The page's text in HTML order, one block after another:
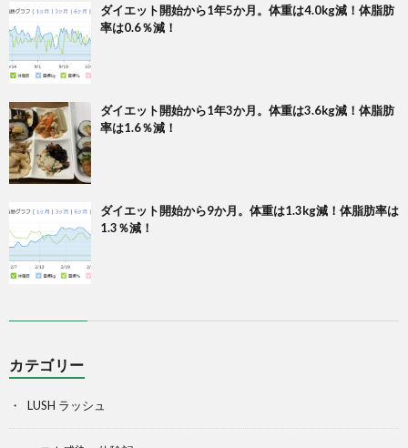
ダイエット開始から1年5か月。体重は4.0kg減！体脂肪
率は0.6％減！
ダイエット開始から1年3か月。体重は3.6kg減！体脂肪
率は1.6％減！
ダイエット開始から9か月。体重は1.3kg減！体脂肪率は
1.3％減！
カテゴリー
LUSH ラッシュ